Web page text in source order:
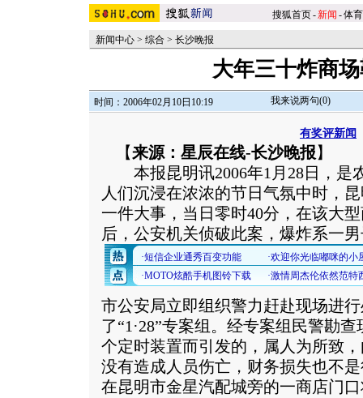
搜狐首页-新闻 -体育
新闻中心 > 综合 > 长沙晚报
大年三十炸商
时间：2006年02月10日10:19 我来说两句(0)
有奖评新闻
【来源：星辰在线-长沙晚报 】
本报昆明讯2006年1月28日，是
人们沉浸在浓浓的节日气氛中时，
一件大事，当日零时40分，在该大
后，公安机关侦破此案，爆炸系一
市公安局立即组织警力赶赴现场进
了“1·28”专案组。经专案组民警勘
个定时装置而引发的，属人为所致
没有造成人员伤亡，财务损失也不
在昆明市金星汽配城旁的一商店门